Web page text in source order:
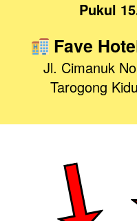
Pukul
Fave
Jl. Cimanuk
Tarogong